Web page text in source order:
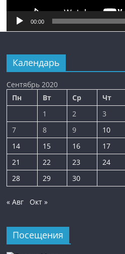
00:00
Календарь
Сентябрь 2020
Пн
Вт Ср Чт
1
2 3
7
8 9 10
14
15 16 17
21
22 23 24
28
29 30
« Авг Окт »
Посещения